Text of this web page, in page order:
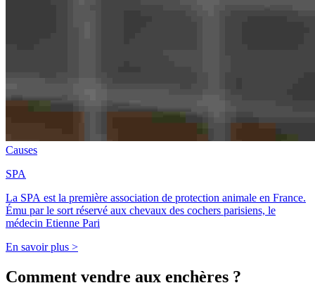
Causes
SPA
La SPA est la première association de protection animale en France.
Ému par le sort réservé aux chevaux des cochers parisiens, le
médecin Etienne Pari
En savoir plus >
Comment vendre aux enchères ?